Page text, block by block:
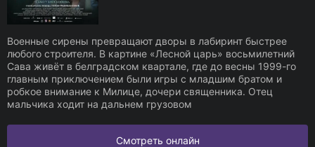
Военные сирены превращают дворы в лабиринт быстрее
любого строителя. В картине «Лесной царь» восьмилетний
Сава живёт в белградском квартале, где до весны 1999-го
главным приключением были игры с младшим братом и
робкое внимание к Милице, дочери священника. Отец
мальчика ходит на дальнем грузовом
Смотреть онлайн